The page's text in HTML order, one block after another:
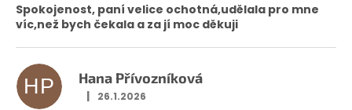
Spokojenost, paní velice ochotná,udělala pro mne
víc,než bych čekala a za jí moc děkuji
HP Hana Přívozníková
Hodnocení obchodu je 5 z 5 hvězdiček.
| 26.1.2026